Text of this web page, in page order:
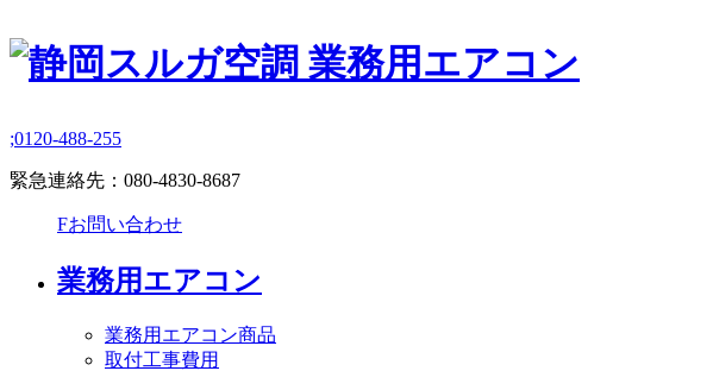
;0120-488-255
緊急連絡先： 080-4830-8687
Fお問い合わせ
業務用エアコン
業務用エアコン商品
取付工事費用